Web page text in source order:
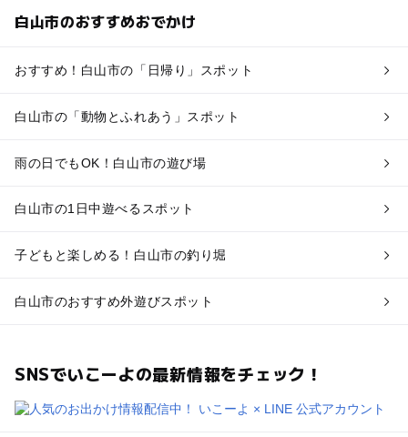
白山市のおすすめおでかけ
おすすめ！白山市の「日帰り」スポット
白山市の「動物とふれあう」スポット
雨の日でもOK！白山市の遊び場
白山市の1日中遊べるスポット
子どもと楽しめる！白山市の釣り堀
白山市のおすすめ外遊びスポット
SNSでいこーよの最新情報をチェック！